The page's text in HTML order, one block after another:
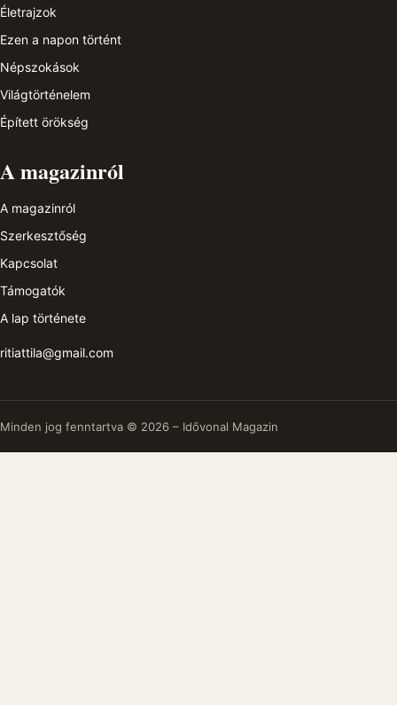
Életrajzok
Ezen a napon történt
Népszokások
Világtörténelem
Épített örökség
A magazinról
A magazinról
Szerkesztőség
Kapcsolat
Támogatók
A lap története
ritiattila@gmail.com
Minden jog fenntartva © 2026 – Idővonal Magazin